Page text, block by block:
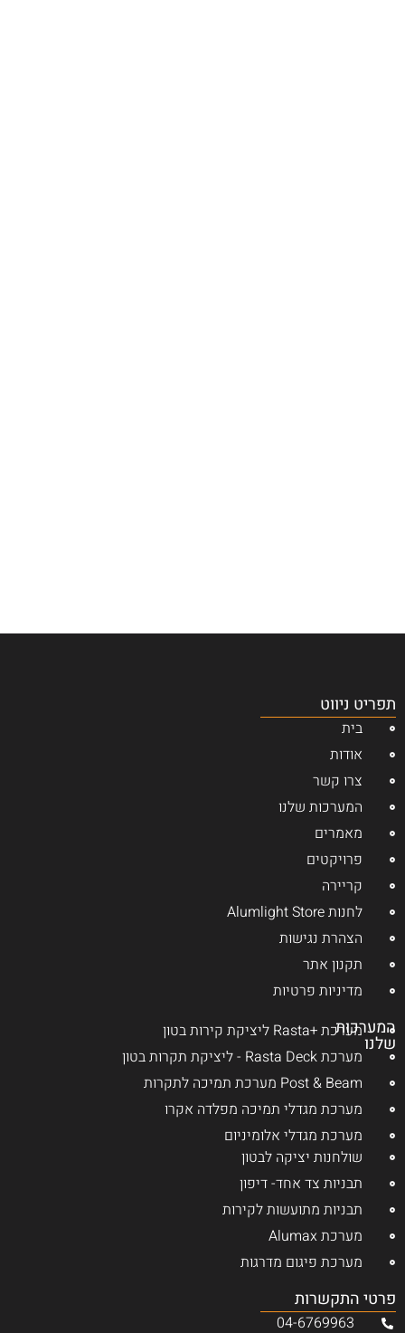
תפריט ניווט
בית
אודות
צרו קשר
המערכות שלנו
מאמרים
פרויקטים
קריירה
לחנות Alumlight Store
הצהרת נגישות
תקנון אתר
מדיניות פרטיות
המערכות
שלנו
מערכת +Rasta ליציקת קירות בטון
מערכת Rasta Deck - ליציקת תקרות בטון
Post & Beam מערכת תמיכה לתקרות
מערכת מגדלי תמיכה מפלדה אקרו
מערכת מגדלי אלומיניום
שולחנות יציקה לבטון
תבניות צד אחד- דיפון
תבניות מתועשות לקירות
מערכת Alumax
מערכת פיגום מדרגות
פרטי התקשרות
04-6769963